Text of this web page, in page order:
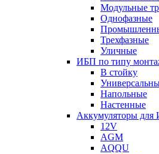
Модульные
Однофазные
Трехфазные
Уличные
ИБП по типу
В стойку
Напольные
Настенные
Аккумуляторы для
12V
AGM
AQQU